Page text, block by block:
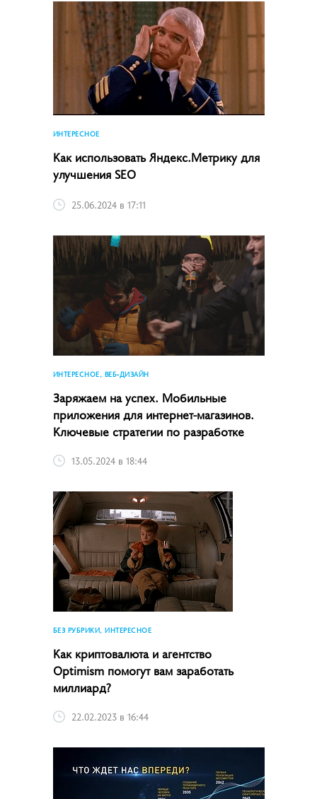
ИНТЕРЕСНОЕ
Как использовать Яндекс.Метрику для
улучшения SEO
25.06.2024 в 17:11
ИНТЕРЕСНОЕ, ВЕБ-ДИЗАЙН
Заряжаем на успех. Мобильные
приложения для интернет-магазинов.
Ключевые стратегии по разработке
13.05.2024 в 18:44
БЕЗ РУБРИКИ, ИНТЕРЕСНОЕ
Как криптовалюта и агентство
Optimism помогут вам заработать
миллиард?
22.02.2023 в 16:44